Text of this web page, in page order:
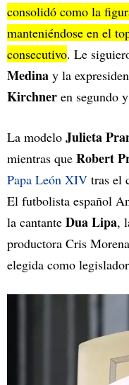
consolidó como la
manteniéndose en el
consecutivo. Le
Medina y la
Kirchner en segundo
La modelo Julieta
mientras que Robert
Papa León XIV tras el
El futbolista español
la cantante Dua Lipa,
productora Cris
elegida como